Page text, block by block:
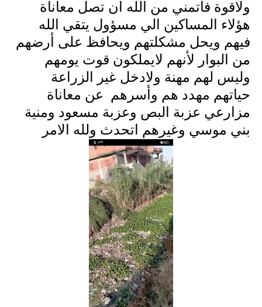
ولاقوة فأتمني من الله أن تصل معاناة
هؤلاء المساكين الي مسؤول يتقي الله
فيهم ويحل مشكلتهم ويحافظ على أرضهم
من البوار لأنهم لايملكون قوت يومهم
وليس لهم مهنة ولادخل غير الزراعة
حياتهم مهدد هم وأسرهم عن معاناة
مزارعي عزبة البص وعزبة مسعود ومنية
بني موسي وغيرهم اتحدث ولله الامر